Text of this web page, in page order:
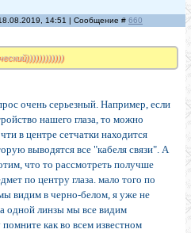
14:51 | Сообщение # 660
очень серьезный. Например, если
нашего глаза, то можно
в центре сетчатки находится
выводятся все "кабеля связи". А
что то рассмотреть получше
по центру глаза. мало того по
видим в черно-белом, я уже не
одной линзы мы все видим
как во всем известном